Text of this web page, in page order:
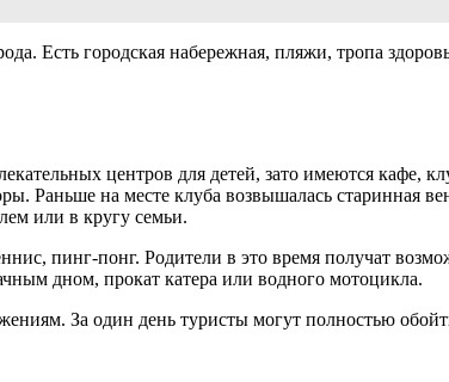
Есть городская набережная, пляжи, тропа
центров для детей, зато имеются кафе,
Раньше на месте клуба возвышалась старинная
или в кругу семьи.
пинг-понг. Родители в это время получат
дном, прокат катера или водного мотоцикла.
За один день туристы могут полностью